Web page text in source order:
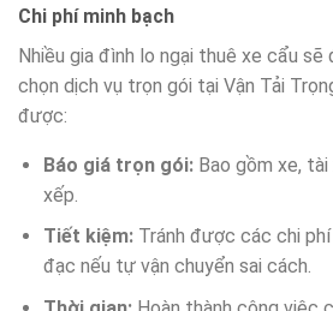
Chi phí minh bạch
Nhiều gia đình lo ngại thuê xe cẩu sẽ
chọn dịch vụ trọn gói tại Vận Tải
được:
Báo giá trọn gói:Bao gồm xe, tài
xếp.
Tiết kiệm:Tránh được các chi
đạc nếu tự vận chuyển sai cách.